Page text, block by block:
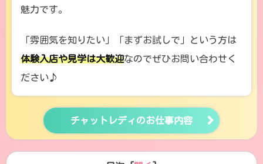
魅力です。
「雰囲気を知りたい」「まずお試しで」という方は
体験入店や見学は大歓迎なのでぜひお問い合わせく
ださい♪
チャットレディのお仕事内容